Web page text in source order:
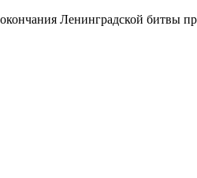
Ленинградской битвы